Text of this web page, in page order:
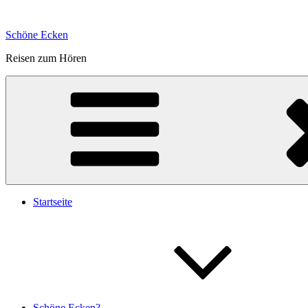
springen
Schöne Ecken
Reisen zum Hören
Startseite